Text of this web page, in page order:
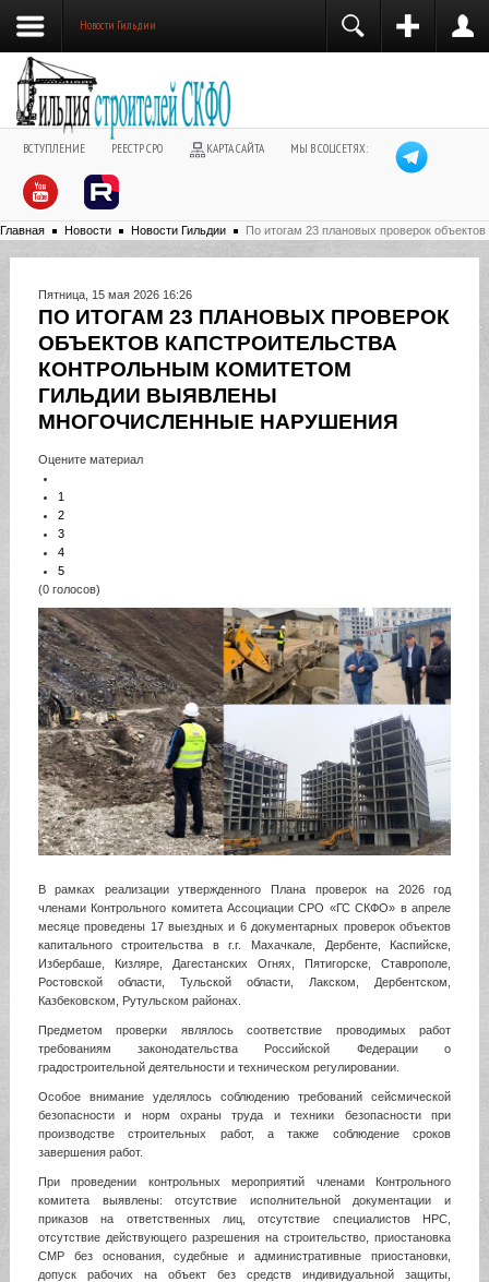
Новости Гильдии
ВСТУПЛЕНИЕ РЕЕСТР СРО КАРТА САЙТА МЫ В СОЦСЕТЯХ:
Главная Новости Новости Гильдии По итогам 23 плановых проверок
Пятница, 15 мая 2026 16:26
ПО ИТОГАМ 23 ПЛАНОВЫХ ПРОВЕРОК
ОБЪЕКТОВ КАПСТРОИТЕЛЬСТВА
КОНТРОЛЬНЫМ КОМИТЕТОМ
ГИЛЬДИИ ВЫЯВЛЕНЫ
МНОГОЧИСЛЕННЫЕ НАРУШЕНИЯ
Оцените материал
1
2
3
4
5
(0 голосов)
В рамках реализации утвержденного Плана проверок на 2026 год
членами Контрольного комитета Ассоциации СРО «ГС СКФО» в апреле
месяце проведены 17 выездных и 6 документарных проверок объектов
капитального строительства в г.г. Махачкале, Дербенте, Каспийске,
Избербаше, Кизляре, Дагестанских Огнях, Пятигорске, Ставрополе,
Ростовской области, Тульской области, Лакском, Дербентском,
Казбековском, Рутульском районах.
Предметом проверки являлось соответствие проводимых работ
требованиям законодательства Российской Федерации о
градостроительной деятельности и техническом регулировании.
Особое внимание уделялось соблюдению требований сейсмической
безопасности и норм охраны труда и техники безопасности при
производстве строительных работ, а также соблюдение сроков
завершения работ.
При проведении контрольных мероприятий членами Контрольного
комитета выявлены: отсутствие исполнительной документации и
приказов на ответственных лиц, отсутствие специалистов НРС,
отсутствие действующего разрешения на строительство, приостановка
СМР без основания, судебные и административные приостановки,
допуск рабочих на объект без средств индивидуальной защиты,